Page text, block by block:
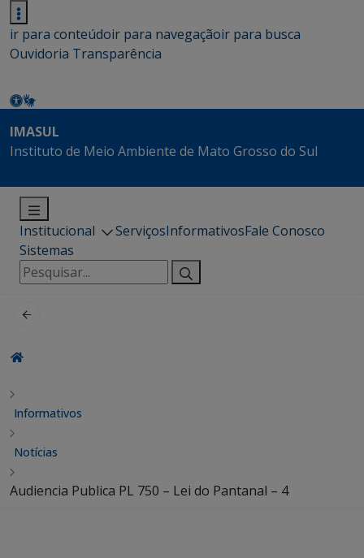
ir para conteúdoir para navegaçãoir para busca
Ouvidoria Transparência
IMASUL
Instituto de Meio Ambiente de Mato Grosso do Sul
Institucional ServiçosInformativosFale Conosco
Sistemas
Pesquisar
por:
Informativos
Notícias
Audiencia Publica PL 750 – Lei do Pantanal – 4